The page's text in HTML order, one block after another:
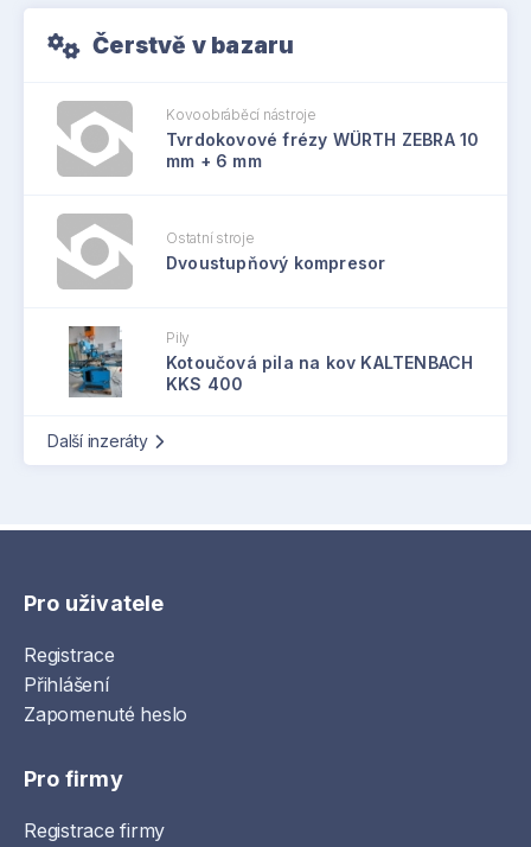
Čerstvě v bazaru
Kovoobráběcí nástroje
Tvrdokovové frézy WÜRTH ZEBRA 10
mm + 6 mm
Ostatní stroje
Dvoustupňový kompresor
Pily
Kotoučová pila na kov KALTENBACH
KKS 400
Další inzeráty
Pro uživatele
Registrace
Přihlášení
Zapomenuté heslo
Pro firmy
Registrace firmy